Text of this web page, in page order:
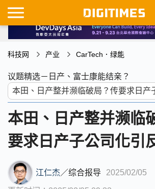
科技网 产业 CarTech．绿能
议题精选－日产、富士康能结亲？
本田、日产整并濒临
要求日产子公司化引
江仁杰／综合报导 2025/02/05